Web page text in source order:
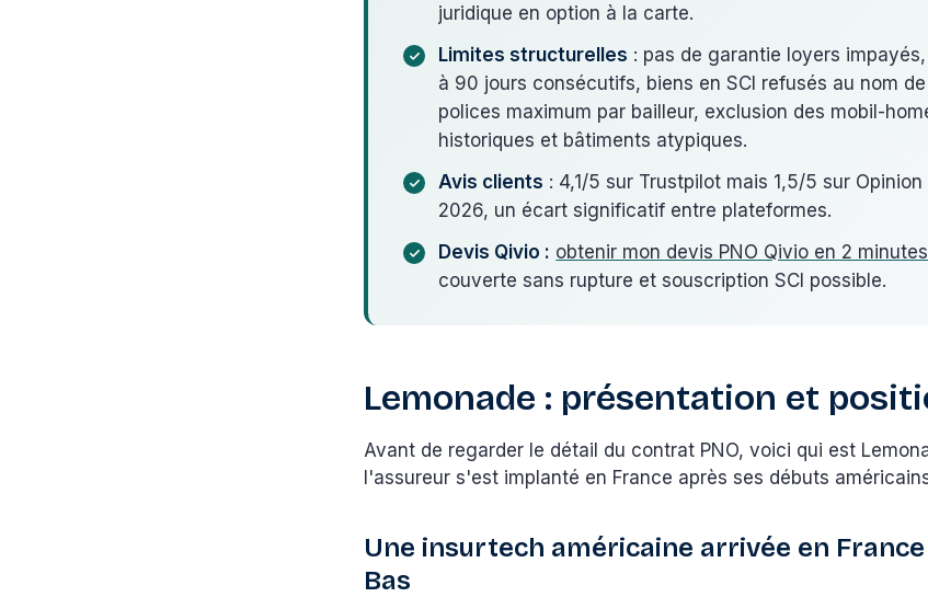
juridique en option à la carte.
Limites structurelles : pas de garantie loyers
à 90 jours consécutifs, biens en SCI refusés au nom
polices maximum par bailleur, exclusion des mobil-
historiques et bâtiments atypiques.
Avis clients : 4,1/5 sur Trustpilot mais 1,5/5 sur
2026, un écart significatif entre plateformes.
Devis Qivio : obtenir mon devis PNO Qivio en 2 minutes
couverte sans rupture et souscription SCI possible.
Lemonade : présentation et
Avant de regarder le détail du contrat PNO, voici qui est
l'assureur s'est implanté en France après ses débuts
Une insurtech américaine arrivée en
Bas